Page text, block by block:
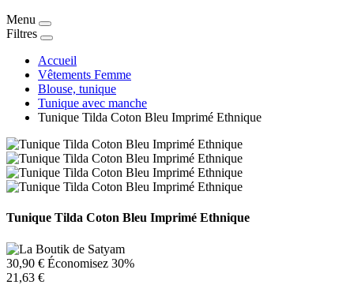
Menu
Filtres
Accueil
Vêtements Femme
Blouse, tunique
Tunique avec manche
Tunique Tilda Coton Bleu Imprimé Ethnique
Tunique Tilda Coton Bleu Imprimé Ethnique
30,90 € Économisez 30%
21,63 €